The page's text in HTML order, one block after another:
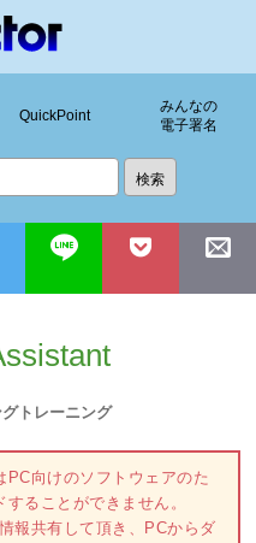
QuickPoint
みんなの
電子署名
トレーニング
PC向けのソフトウェアのた
ることができません。
報共有して頂き、PCからダ